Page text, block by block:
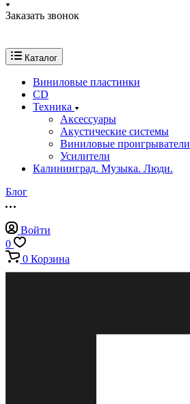
Заказать звонок
Каталог
Виниловые пластинки
CD
Техника
Аксессуары
Акустические системы
Виниловые проигрыватели
Усилители
Калининград. Музыка. Люди.
Блог
Войти
0
0 Корзина